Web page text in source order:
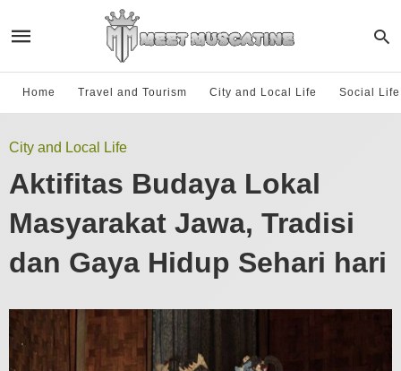
Home Travel and Tourism City and Local Life Social
City and Local Life
Aktifitas Budaya Lokal
Masyarakat Jawa, Tradisi
dan Gaya Hidup Sehari hari